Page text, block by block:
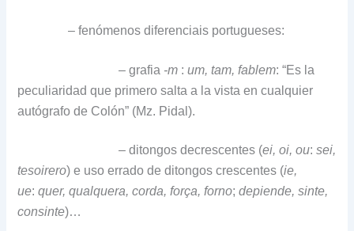
– fenómenos diferenciais portugueses:
– grafia -m :um, tam, fablem: “Es la
peculiaridad que primero salta a la vista en cualquier
autógrafo de Colón” (Mz. Pidal).
– ditongos decrescentes (ei, oi, ou:sei,
tesoirero) e uso errado de ditongos crescentes (ie,
ue:quer, qualquera, corda, força, forno;depiende, sinte,
consinte)…